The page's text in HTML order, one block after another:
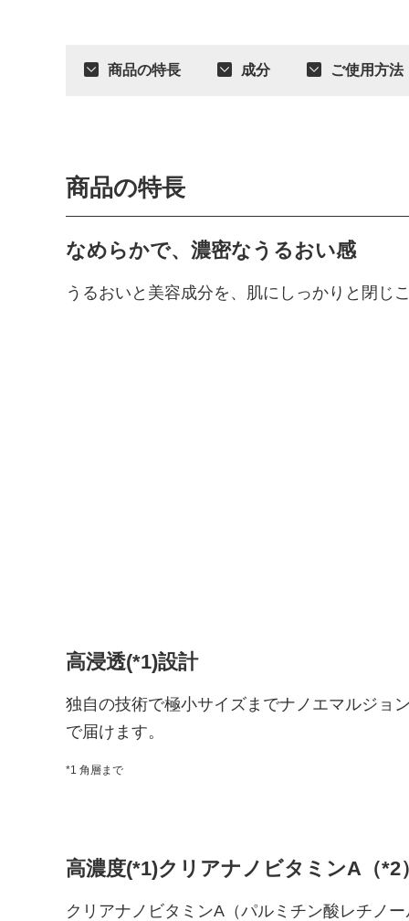
商品の特長 成分 ご使用方法
商品の特長
なめらかで、濃密なうるおい感
うるおいと美容成分を、肌にしっかりと閉じ
高浸透(*1)設計
独自の技術で極小サイズまでナノエマルジョ
で届けます。
*1 角層まで
高濃度(*1)クリアナノビタミンA（*2
クリアナノビタミンA（パルミチン酸レチノ